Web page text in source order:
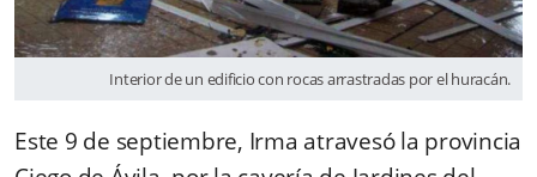
Interior de un edificio con rocas arrastradas por el huracán.
Este 9 de septiembre, Irma atravesó la provincia